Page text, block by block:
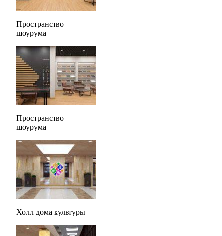
Пространство
шоурума
Пространство
шоурума
Холл дома культуры